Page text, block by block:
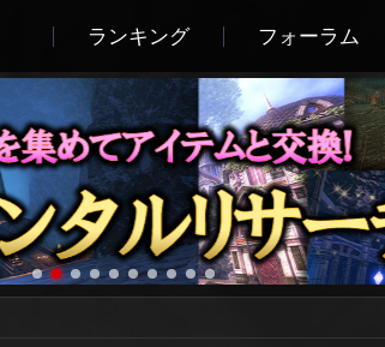
ランキング フォーラム